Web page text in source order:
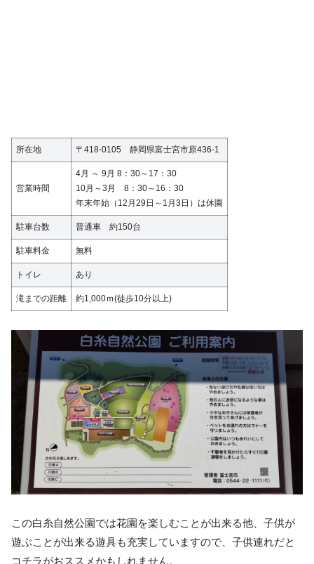
所在地 〒418-0105 静岡県富士宮市原436-1
営業時間
4月 ～ 9月 8：30～17：30
10月～3月 8：30～16：30
年末年始（12月29日～1月3日）は休園
駐車台数 普通車 約150台
駐車料金 無料
トイレ あり
滝までの距離 約1,000ｍ(徒歩10分以上)
この白糸自然公園では花園を楽しむことが出来る他、子供が
遊ぶことが出来る遊具も充実していますので、子供連れだと
コチラがおススメかもしれません。